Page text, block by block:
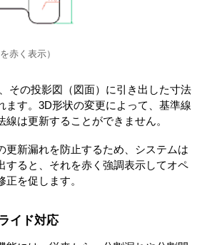
赤く表示）
その投影図（図面）に引き出した寸法
ます。3D形状の変更によって、基準線
は更新することができません。
更新漏れを防止するため、システムは
すると、それを赤く強調表示してオペ
を促します。
イド対応